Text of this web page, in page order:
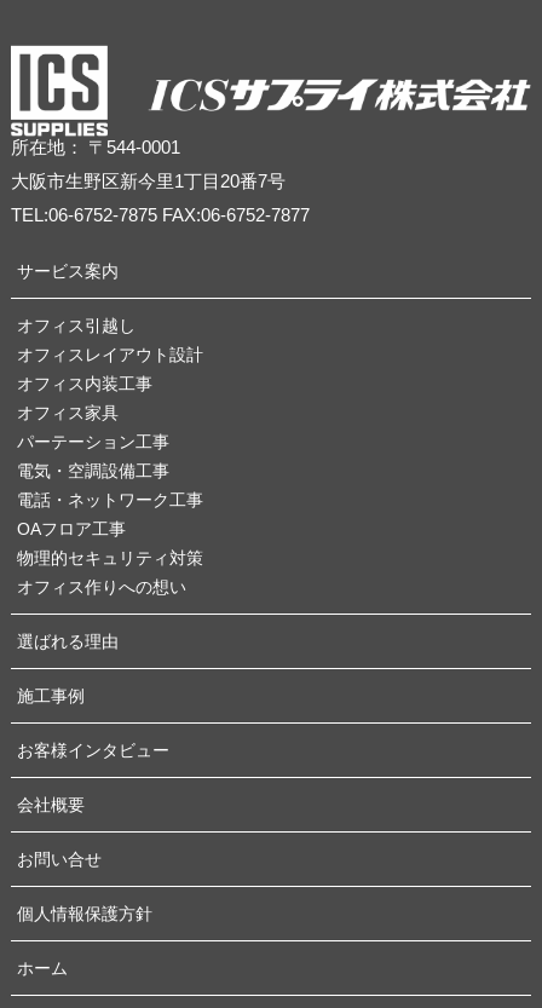
所在地： 〒544-0001
大阪市生野区新今里1丁目20番7号
TEL:06-6752-7875 FAX:06-6752-7877
サービス案内
オフィス引越し
オフィスレイアウト設計
オフィス内装工事
オフィス家具
パーテーション工事
電気・空調設備工事
電話・ネットワーク工事
OAフロア工事
物理的セキュリティ対策
オフィス作りへの想い
選ばれる理由
施工事例
お客様インタビュー
会社概要
お問い合せ
個人情報保護方針
ホーム